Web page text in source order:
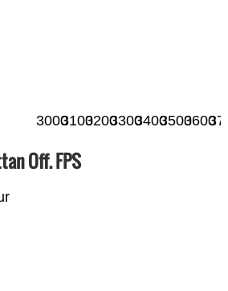
3000310032003300340035003600
Off. FPS